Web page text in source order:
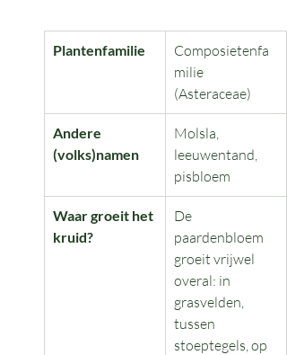
Plantenfamilie
Composietenfa
milie
(Asteraceae)
Andere
(volks)namen
Molsla,
leeuwentand,
pisbloem
Waar groeit het
kruid?
De
paardenbloem
groeit vrijwel
overal: in
grasvelden,
tussen
stoeptegels, op